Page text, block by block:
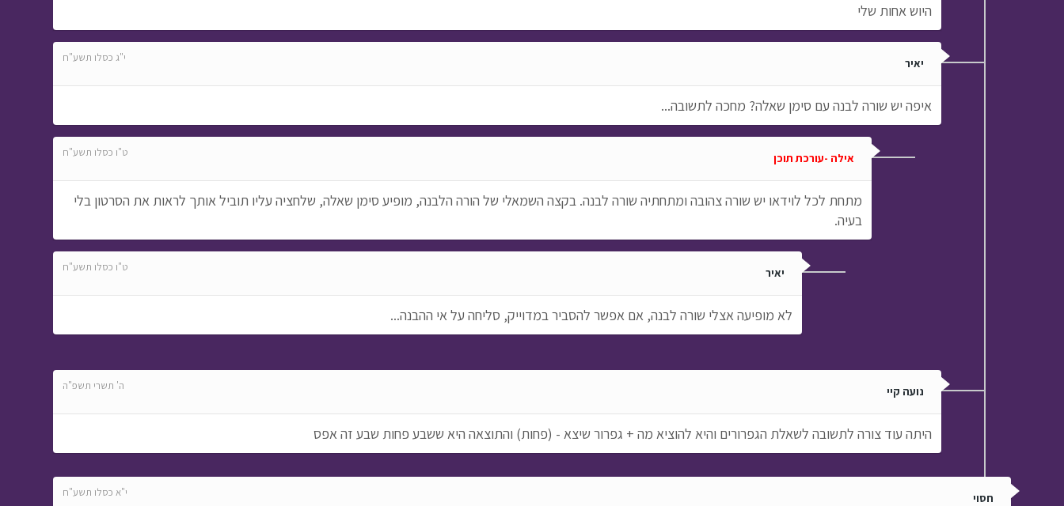
היוש אחות שלי
יאיר י"ג כסלו תשע"ח
איפה יש שורה לבנה עם סימן שאלה? מחכה לתשובה...
אילה -עורכת תוכן ט"ו כסלו תשע"ח
מתחת לכל לוידאו יש שורה צהובה ומתחתיה שורה לבנה. בקצה השמאלי של הורה הלבנה, מופיע סימן שאלה, שלחציה עליו תוביל אותך לראות את הסרטון בלי
בעיה.
יאיר ט"ו כסלו תשע"ח
לא מופיעה אצלי שורה לבנה, אם אפשר להסביר במדוייק, סליחה על אי ההבנה...
נועה קיי ה' תשרי תשפ"ה
היתה עוד צורה לתשובה לשאלת הגפרורים והיא להוציא מה + גפרור שיצא - (פחות) והתוצאה היא ששבע פחות שבע זה אפס
חסוי י"א כסלו תשע"ח